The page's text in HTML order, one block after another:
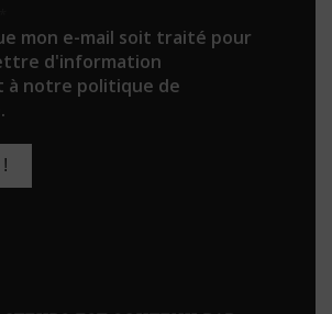
mon e-mail soit traité pour
d'information
à notre politique de